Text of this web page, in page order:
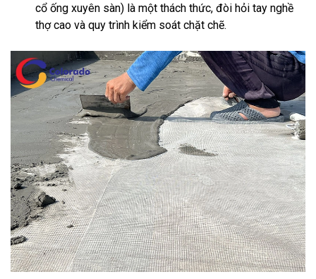
cổ ống xuyên sàn) là một thách thức, đòi hỏi tay nghề
thợ cao và quy trình kiểm soát chặt chẽ.